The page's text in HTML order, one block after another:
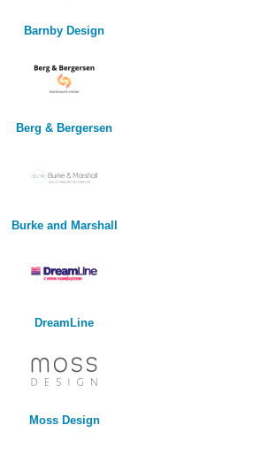
Barnby Design
Berg & Bergersen
Burke and Marshall
DreamLine
Moss Design